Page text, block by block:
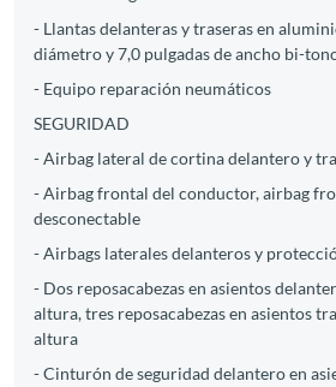
- Llantas delanteras y traseras en
diámetro y 7,0 pulgadas de ancho bi-
- Equipo reparación neumáticos
SEGURIDAD
- Airbag lateral de cortina delantero y
- Airbag frontal del conductor, airbag
desconectable
- Airbags laterales delanteros y
- Dos reposacabezas en asientos
altura, tres reposacabezas en asientos
altura
- Cinturón de seguridad delantero en